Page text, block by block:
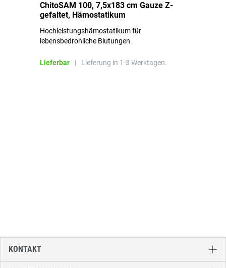
ChitoSAM 100, 7,5x183 cm Gauze Z-
gefaltet, Hämostatikum
Hochleistungshämostatikum für
lebensbedrohliche Blutungen
Lieferbar | Lieferung in 1-3 Werktagen.
KONTAKT